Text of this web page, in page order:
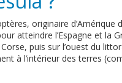
originaire d’Amérique
atteindre l’Espagne et la
puis sur l’ouest du
à l’intérieur des terres